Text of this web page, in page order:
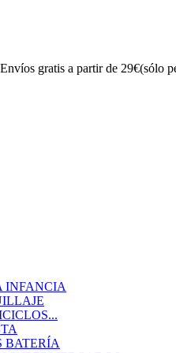
gratis a partir de 29€(sólo
INFANCIA
BATERÍA